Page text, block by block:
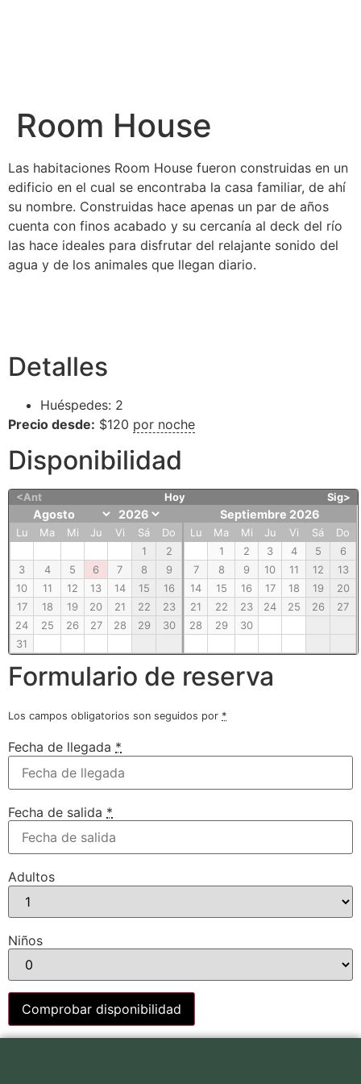
Room House
Las habitaciones Room House fueron construidas en un
edificio en el cual se encontraba la casa familiar, de ahí
su nombre. Construidas hace apenas un par de años
cuenta con finos acabado y su cercanía al deck del río
las hace ideales para disfrutar del relajante sonido del
agua y de los animales que llegan diario.
Detalles
Huéspedes: 2
Precio desde: $120 por noche
Disponibilidad
<Ant Hoy Sig>
Lu Ma Mi Ju Vi Sá
Do
1
2
3
4 5 6 7 8
9
10
11 12 13 14 15
16
17
18 19 20 21 22
23
24
25 26 27 28 29
30
31
Septiembre 2026
Lu Ma Mi Ju Vi Sá
Do
1
2 3 4 5
6
7
8 9 10 11 12
13
14
15 16 17 18 19
20
21
22 23 24 25 26
27
28
29 30
Formulario de reserva
Los campos obligatorios son seguidos por *
Fecha de llegada *
Fecha de salida *
Adultos
Niños